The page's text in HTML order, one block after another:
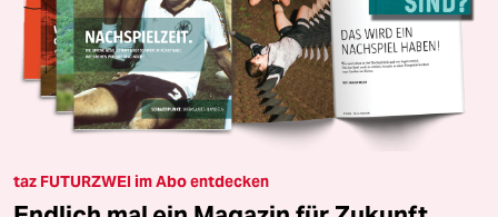
taz FUTURZWEI im Abo entdecken